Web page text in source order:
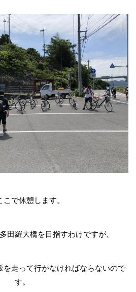
こで休憩します。
田羅大橋を目指すわけですが、
を走って行かなければならないので
す。